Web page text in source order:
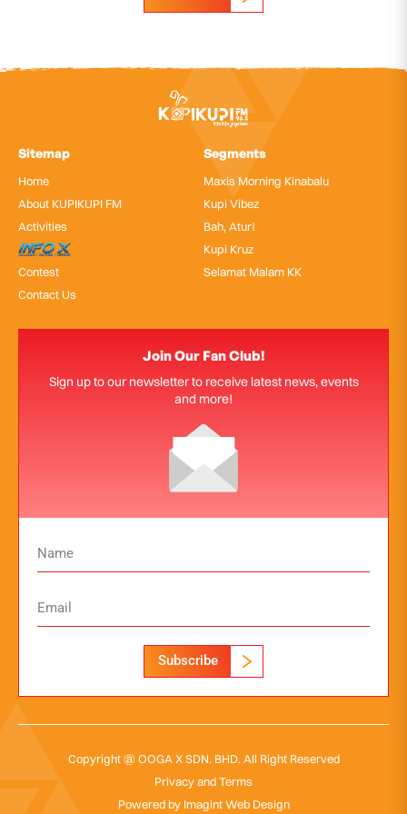
Sitemap
Home
About KUPIKUPI FM
Activities
InfoX
Contest
Contact Us
Segments
Maxis Morning Kinabalu
Kupi Vibez
Bah, Atur!
Kupi Kruz
Selamat Malam KK
Join Our Fan Club!
Sign up to our newsletter to receive latest news, events
and more!
Subscribe
Copyright @ OOGA X SDN. BHD. All Right Reserved
Privacy and Terms
Powered by Imagint Web Design